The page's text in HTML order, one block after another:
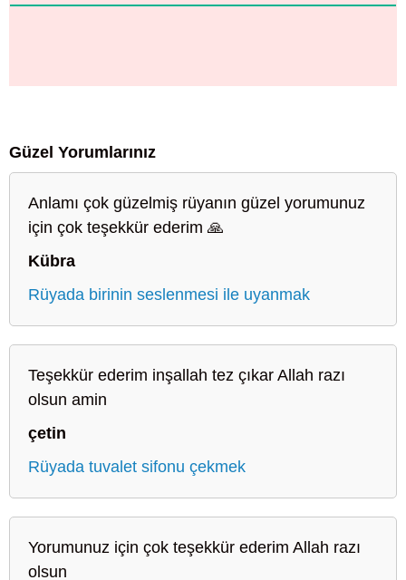
Güzel Yorumlarınız
Anlamı çok güzelmiş rüyanın güzel yorumunuz
için çok teşekkür ederim 🙏
Kübra
Rüyada birinin seslenmesi ile uyanmak
Teşekkür ederim inşallah tez çıkar Allah razı
olsun amin
çetin
Rüyada tuvalet sifonu çekmek
Yorumunuz için çok teşekkür ederim Allah razı
olsun